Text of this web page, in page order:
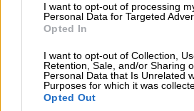
I want to opt-out of processing
Personal Data for Targeted
Opted In
I want to opt-out of Collection,
Retention, Sale, and/or Sharing
Personal Data that Is Unrelated
Purposes for which it was
Opted Out
Το πόρισμα της
εξέτασης θα ρίξει φως
θανάτου 58χρονου
Σύμφωνα με πληροφορίες,